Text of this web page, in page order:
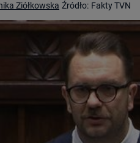
Ziółkowska Źródło: Fakty TVN